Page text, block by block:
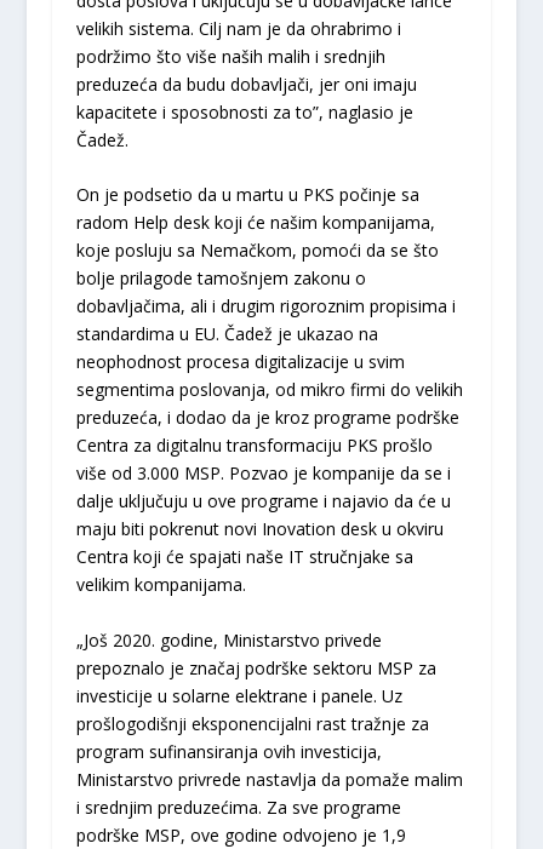
velikih sistema. Cilj nam je da ohrabrimo i
podržimo što više naših malih i srednjih
preduzeća da budu dobavljači, jer oni imaju
kapacitete i sposobnosti za to”, naglasio je
Čadež.
On je podsetio da u martu u PKS počinje sa
radom Help desk koji će našim kompanijama,
koje posluju sa Nemačkom, pomoći da se što
bolje prilagode tamošnjem zakonu o
dobavljačima, ali i drugim rigoroznim propisima i
standardima u EU. Čadež je ukazao na
neophodnost procesa digitalizacije u svim
segmentima poslovanja, od mikro firmi do velikih
preduzeća, i dodao da je kroz programe podrške
Centra za digitalnu transformaciju PKS prošlo
više od 3.000 MSP. Pozvao je kompanije da se i
dalje uključuju u ove programe i najavio da će u
maju biti pokrenut novi Inovation desk u okviru
Centra koji će spajati naše IT stručnjake sa
velikim kompanijama.
„Još 2020. godine, Ministarstvo privede
prepoznalo je značaj podrške sektoru MSP za
investicije u solarne elektrane i panele. Uz
prošlogodišnji eksponencijalni rast tražnje za
program sufinansiranja ovih investicija,
Ministarstvo privrede nastavlja da pomaže malim
i srednjim preduzećima. Za sve programe
podrške MSP, ove godine odvojeno je 1,9